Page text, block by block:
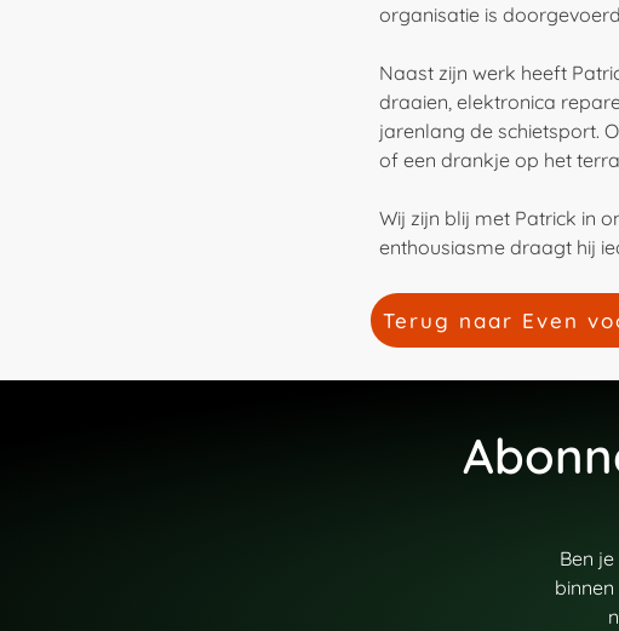
organisatie is
Naast zijn werk heeft
draaien, elektronica
jarenlang de schietsport.
of een drankje op het
Wij zijn blij met Patrick in
enthousiasme draagt hij
Terug naar Even
Ben